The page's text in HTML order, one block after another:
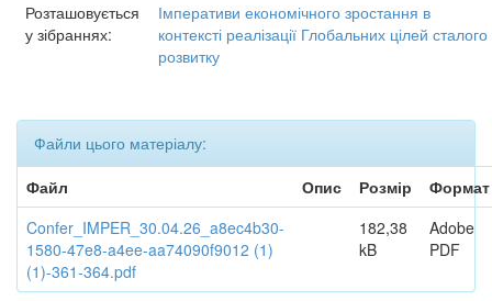
Розташовується
у зібраннях:
Імперативи економічного зростання в
контексті реалізації Глобальних цілей сталого
розвитку
Файли цього матеріалу:
Файл
Опис Розмір
Формат
Confer_IMPER_30.04.26_a8ec4b30-
1580-47e8-a4ee-aa74090f9012 (1)
(1)-361-364.pdf
182,38
kB
Adobe
PDF